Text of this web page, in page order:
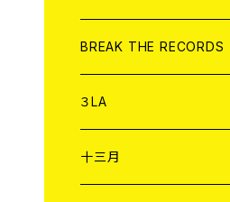
書籍
DIGITAL CONTENTS
アナログ
CD
アナログ
BREAK THE RECORDS
CD
ANALOG
３LA
CD
十三月